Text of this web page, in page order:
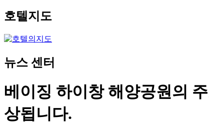
호텔지도
뉴스 센터
베이징 하이창 해양공원의
상됩니다.